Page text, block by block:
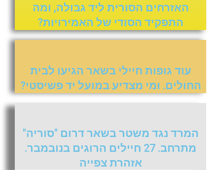
האזרחים הסורית ליד גבולה, ומה
התפקיד הסודי של האמירויות?
עוד גופות חיילי בשאר הגיעו לבית
החולים. ומי מצדיע במועל יד פשיסטי?
המרד נגד משטר בשאר דרום "סוריה"
מתרחב. 27 חיילים הרוגים בנובמבר.
אזהרת צפייה